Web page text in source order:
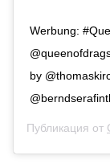
Werbung:
by
Публикация от